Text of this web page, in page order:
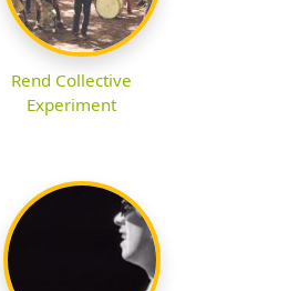
Rend Collective
Experiment